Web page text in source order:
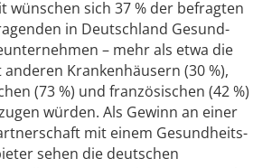
wünschen sich 37 % der befragten
in Deutschland Gesund­
– mehr als etwa die
Kranken­häusern (30 %),
(73 %) und französischen (42 %)
würden. Als Gewinn an einer
mit einem Gesund­heits­
sehen die deutschen